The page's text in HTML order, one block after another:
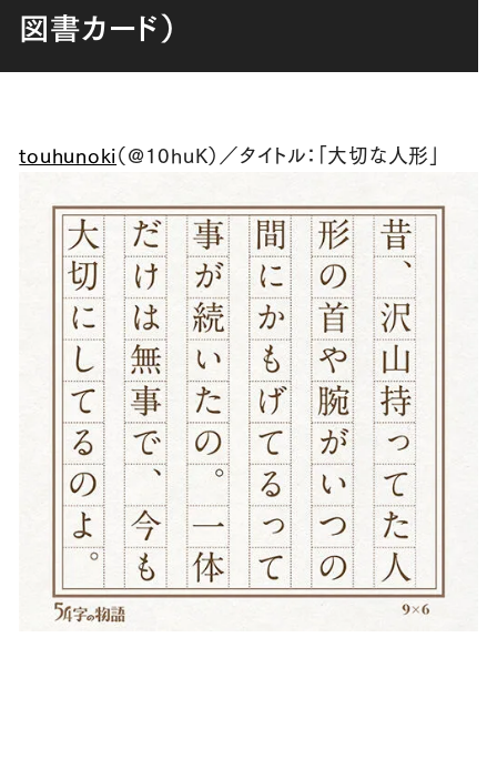
図書カード）
touhunoki（@10huK）／タイトル：「大切な人形」